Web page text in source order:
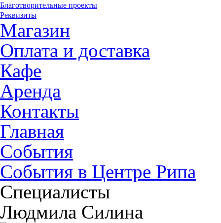
Благотворительные проекты
Реквизиты
Магазин
Оплата и доставка
Кафе
Аренда
Контакты
Главная
События
События в Центре Рипа
Специалисты
Людмила Силина